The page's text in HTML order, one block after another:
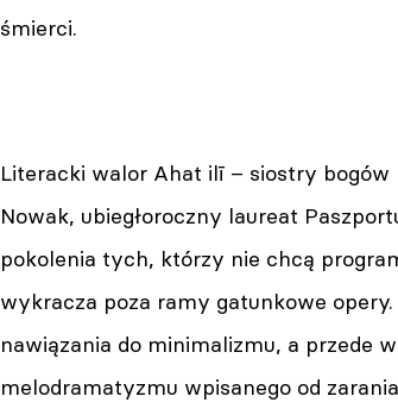
śmierci.
Literacki walor Ahat ilī – siostry
Nowak, ubiegłoroczny laureat
pokolenia tych, którzy nie chcą
wykracza poza ramy gatunkowe
nawiązania do minimalizmu, a przede
melodramatyzmu wpisanego od